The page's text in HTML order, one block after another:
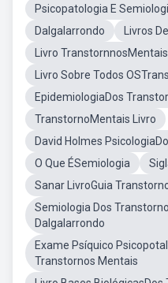
Psicopatologia E
Dalgalarrondo
Livros
Livro TranstornnosMentais
Livro Sobre Todos
EpidemiologiaDos
TranstornoMentais Livro
David Holmes
O Que ÉSemiologia
Sanar LivroGuia
Semiologia Dos
Dalgalarrondo
Exame Psíquico
Transtornos Mentais